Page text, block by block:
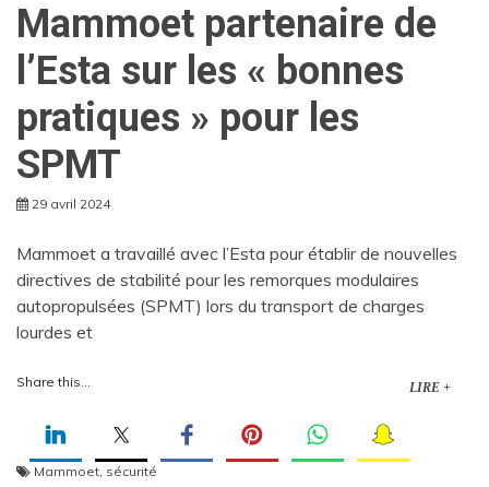
Mammoet partenaire de
l’Esta sur les « bonnes
pratiques » pour les
SPMT
29 avril 2024
Mammoet a travaillé avec l’Esta pour établir de nouvelles
directives de stabilité pour les remorques modulaires
autopropulsées (SPMT) lors du transport de charges
lourdes et
Share this... LIRE +
Mammoet, sécurité